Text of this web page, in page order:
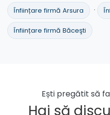
Înființare firmă Arsura ·
Înființare firmă Băceşti
Ești pregătit să
Hai să